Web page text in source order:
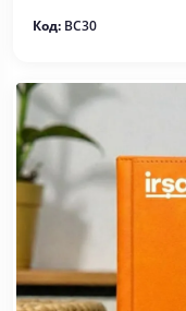
Код: BC30